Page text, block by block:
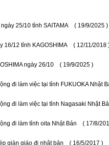
25/10 tỉnh SAITAMA ( 19/9/2025 )
16/12 tỉnh KAGOSHIMA ( 12/11/2018
ngày 26/10 ( 19/9/2025 )
đi làm việc tại tỉnh FUKUOKA Nhật
đi làm việc tại tỉnh Nagasaki Nhật
đi làm tỉnh oita Nhật Bản ( 17/8/
giàn giáo đi nhật bản ( 16/5/2017 )